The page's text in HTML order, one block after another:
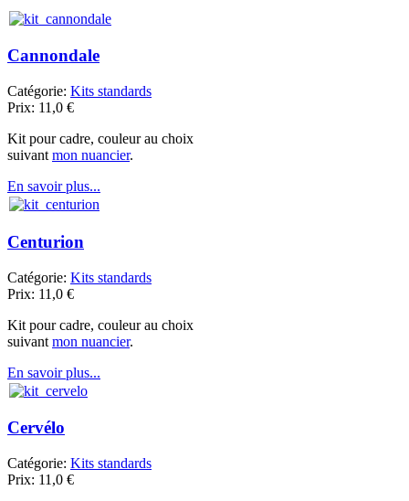
Cannondale
Catégorie: Kits standards
Prix: 11,0 €
Kit pour cadre, couleur au choix
suivant mon nuancier.
En savoir plus...
Centurion
Catégorie: Kits standards
Prix: 11,0 €
Kit pour cadre, couleur au choix
suivant mon nuancier.
En savoir plus...
Cervélo
Catégorie: Kits standards
Prix: 11,0 €